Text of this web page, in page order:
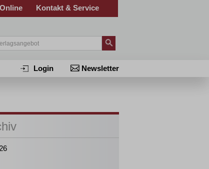
Online Kontakt & Service
Newsletter
Login